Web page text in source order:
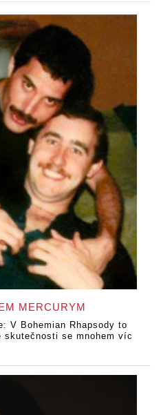
MERCURYM
V Bohemian Rhapsody to
skutečnosti se mnohem víc